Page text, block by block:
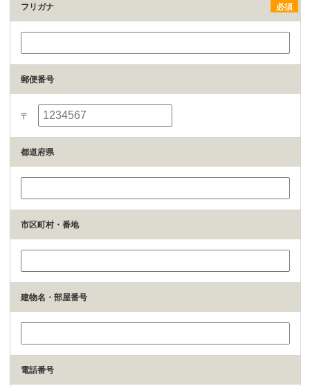
必須
フリガナ
郵便番号
〒
都道府県
市区町村・番地
建物名・部屋番号
電話番号